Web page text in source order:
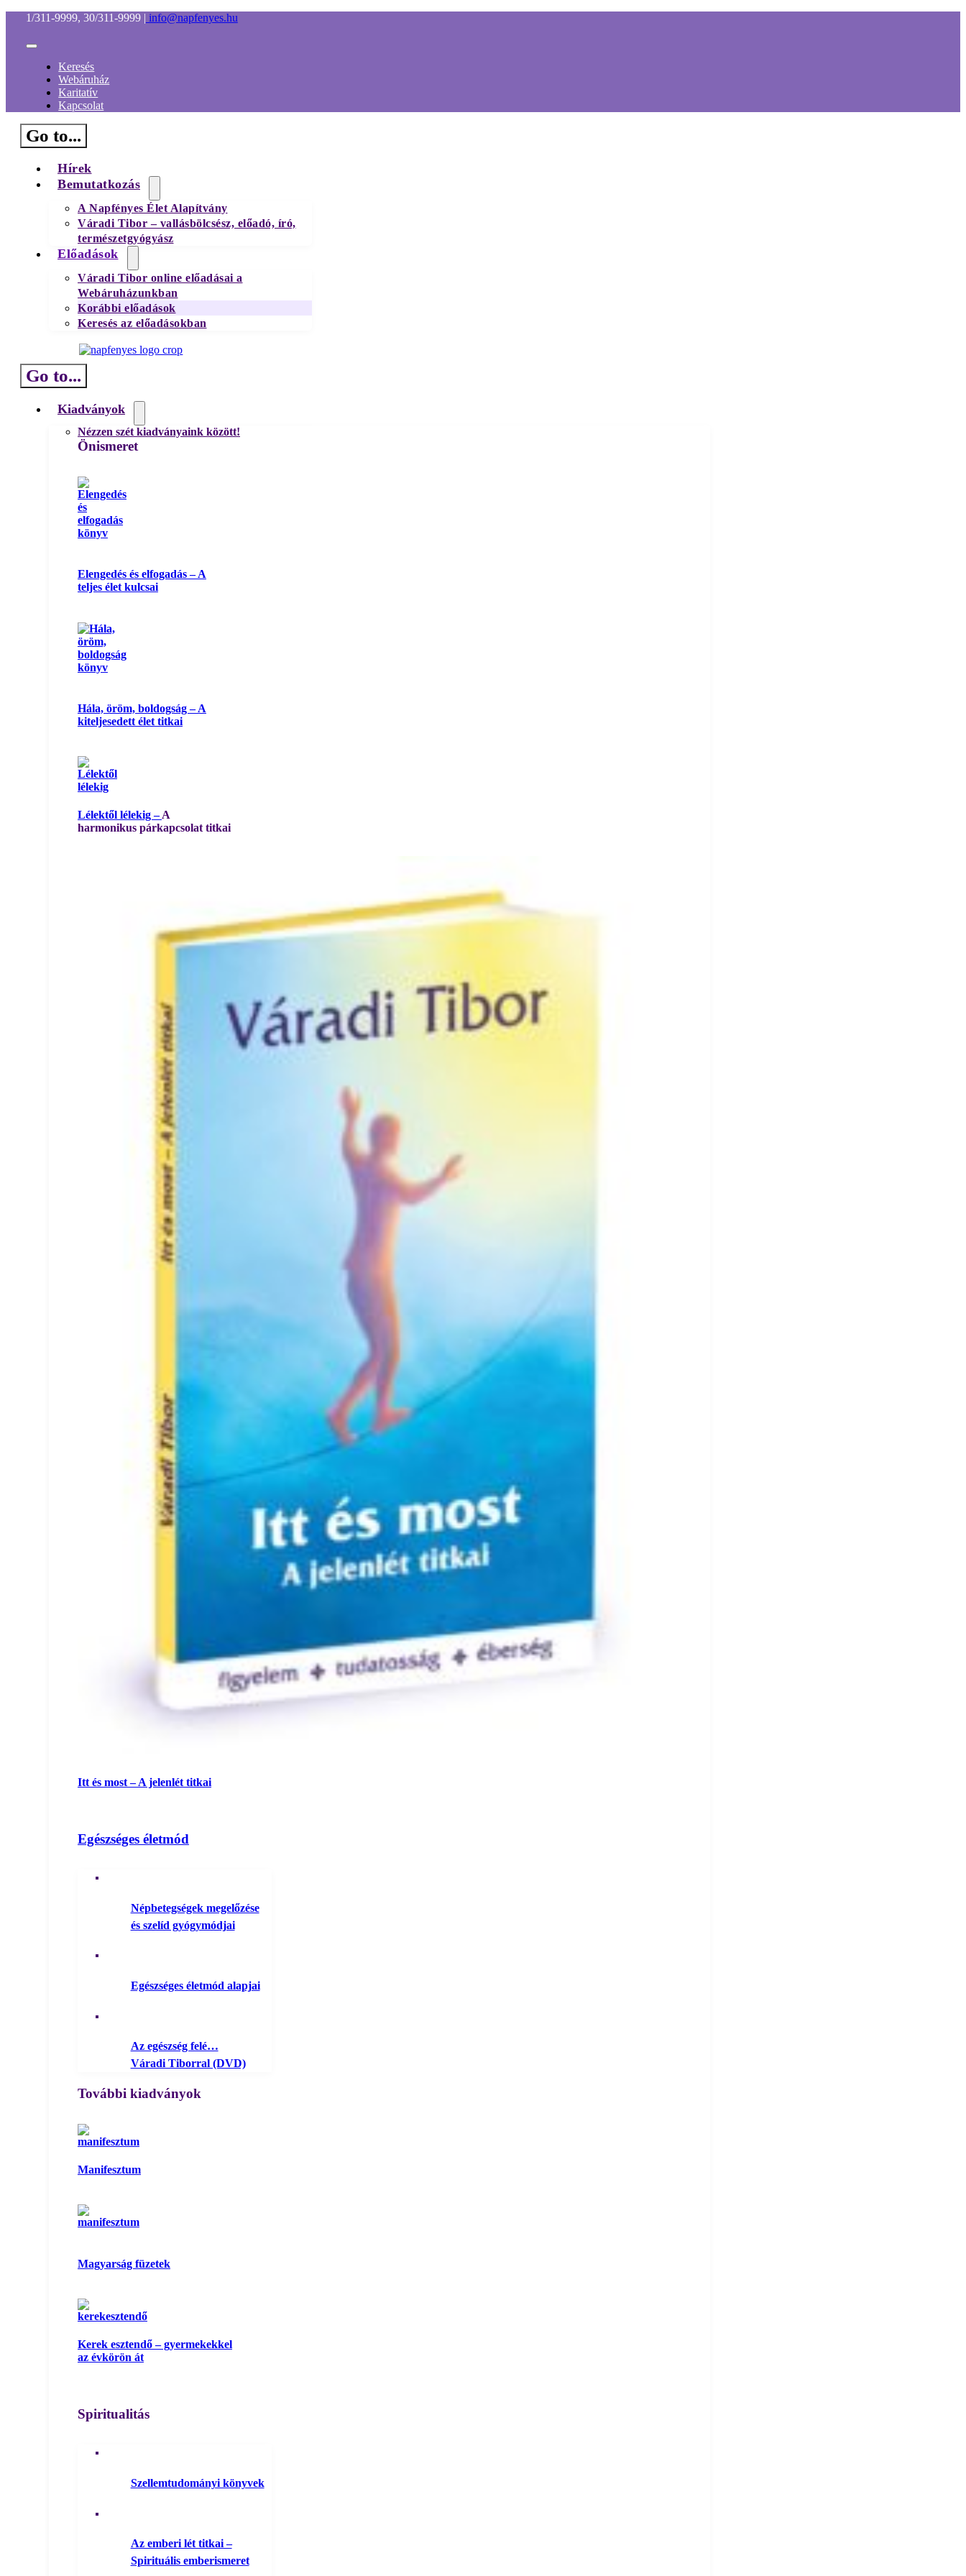
Kihagyás
1/311-9999, 30/311-9999 | info@napfenyes.hu
Toggle
NavigationKeresés
Webáruház
Karitatív
Kapcsolat
Go to...
Hírek
Bemutatkozás
A Napfényes Élet Alapítvány
Váradi Tibor – vallásbölcsész, előadó, író,
természetgyógyász
Előadások
Váradi Tibor online előadásai a
Webáruházunkban
Korábbi előadások
Keresés az előadásokban
Go to...
Kiadványok
Nézzen szét kiadványaink között!
Önismeret
Elengedés és elfogadás – A
teljes élet kulcsai
Hála, öröm, boldogság – A
kiteljesedett élet titkai
Lélektől lélekig –A
harmonikus párkapcsolat titkai
Itt és most – A jelenlét titkai
Egészséges életmód
Népbetegségek megelőzése
és szelíd gyógymódjai
Egészséges életmód alapjai
Az egészség felé…
Váradi Tiborral (DVD)
További kiadványok
Manifesztum
Magyarság füzetek
Kerek esztendő – gyermekekkel
az évkörön át
Spiritualitás
Szellemtudományi könyvek
Az emberi lét titkai –
Spirituális emberismeret